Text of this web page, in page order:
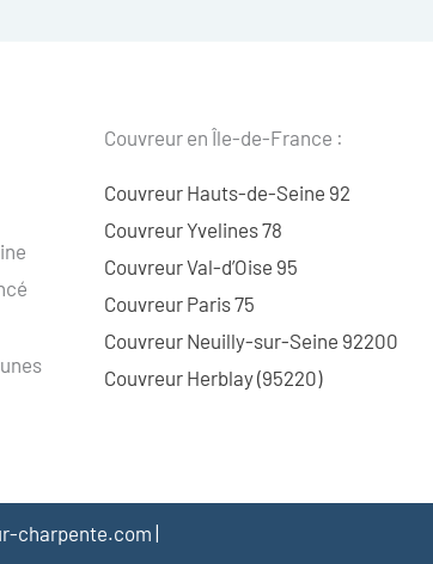
Couvreur en Île-de-France :
Couvreur Hauts-de-Seine 92
Couvreur Yvelines 78
Couvreur Val-d’Oise 95
Couvreur Paris 75
Couvreur Neuilly-sur-Seine 92200
Couvreur Herblay (95220)
charpente.com |